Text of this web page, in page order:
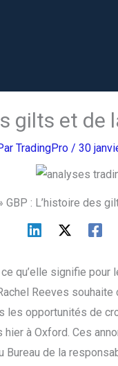
gilts et
TradingPro / 30
GBP : L’histoire des
qu’elle signifie
Reeves
opportunités de
à Oxford. Ces
de la